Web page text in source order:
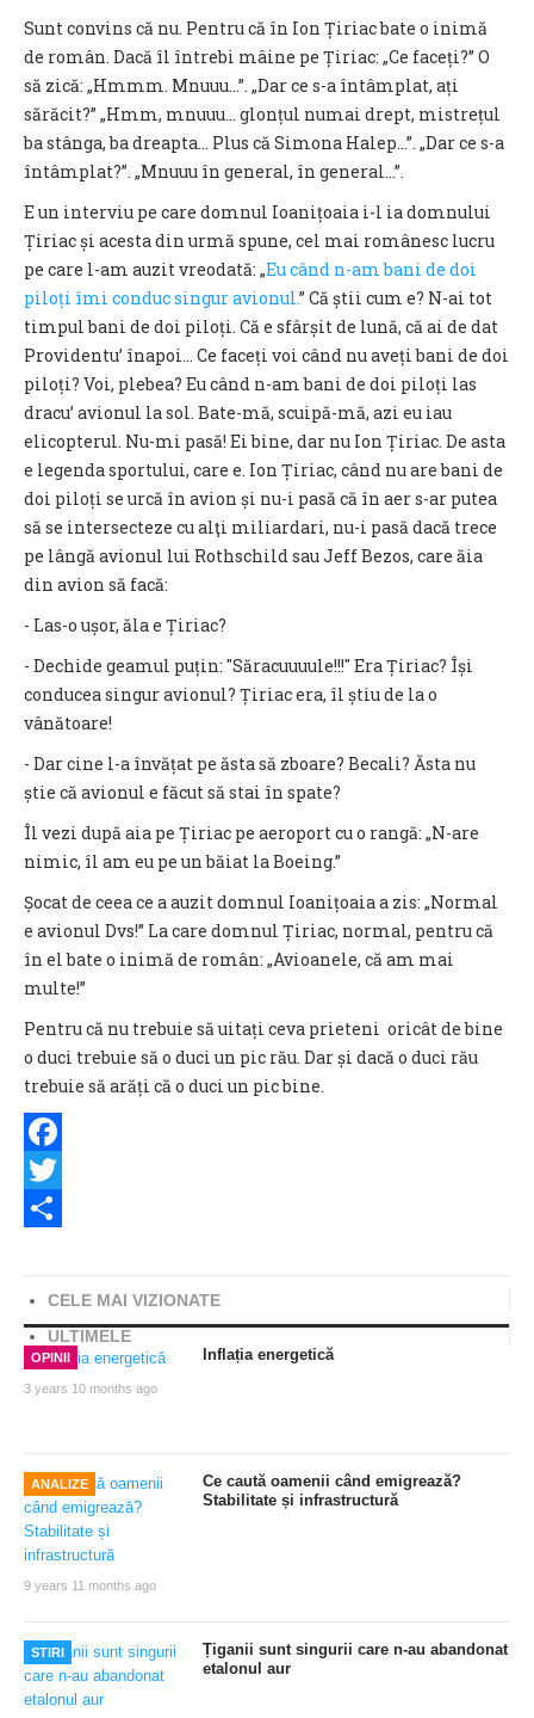
Sunt convins că nu. Pentru că în Ion Țiriac bate o inimă
de român. Dacă îl întrebi mâine pe Țiriac: „Ce faceți?” O
să zică: „Hmmm. Mnuuu…”. „Dar ce s-a întâmplat, ați
sărăcit?” „Hmm, mnuuu… glonțul numai drept, mistrețul
ba stânga, ba dreapta... Plus că Simona Halep...”. „Dar ce s-a
întâmplat?”. „Mnuuu în general, în general...”.
E un interviu pe care domnul Ioanițoaia i-l ia domnului
Țiriac și acesta din urmă spune, cel mai românesc lucru
pe care l-am auzit vreodată: „Eu când n-am bani de doi
piloți îmi conduc singur avionul.” Că știi cum e? N-ai tot
timpul bani de doi piloți. Că e sfârșit de lună, că ai de dat
Providentu’ înapoi... Ce faceți voi când nu aveți bani de doi
piloți? Voi, plebea? Eu când n-am bani de doi piloți las
dracu’ avionul la sol. Bate-mă, scuipă-mă, azi eu iau
elicopterul. Nu-mi pasă! Ei bine, dar nu Ion Țiriac. De asta
e legenda sportului, care e. Ion Țiriac, când nu are bani de
doi piloți se urcă în avion și nu-i pasă că în aer s-ar putea
să se intersecteze cu alţi miliardari, nu-i pasă dacă trece
pe lângă avionul lui Rothschild sau Jeff Bezos, care ăia
din avion să facă:
- Las-o ușor, ăla e Țiriac?
- Dechide geamul puțin: "Săracuuuule!!!" Era Țiriac? Își
conducea singur avionul? Țiriac era, îl știu de la o
vânătoare!
- Dar cine l-a învățat pe ăsta să zboare? Becali? Ăsta nu
știe că avionul e făcut să stai în spate?
Îl vezi după aia pe Țiriac pe aeroport cu o rangă: „N-are
nimic, îl am eu pe un băiat la Boeing.”
Șocat de ceea ce a auzit domnul Ioanițoaia a zis: „Normal
e avionul Dvs!” La care domnul Țiriac, normal, pentru că
în el bate o inimă de român: „Avioanele, că am mai
multe!”
Pentru că nu trebuie să uitați ceva prieteni oricât de bine
o duci trebuie să o duci un pic rău. Dar și dacă o duci rău
trebuie să arăți că o duci un pic bine.
Facebook
Twitter
CELE MAI VIZIONATE
ULTIMELE
OPINII
3 years 10 months ago
Inflația energetică
ANALIZE
9 years 11 months ago
Ce caută oamenii când emigrează?
Stabilitate și infrastructură
STIRI
Țiganii sunt singurii care n-au abandonat
etalonul aur